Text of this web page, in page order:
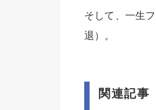
そして、一生
退）。
関連記事